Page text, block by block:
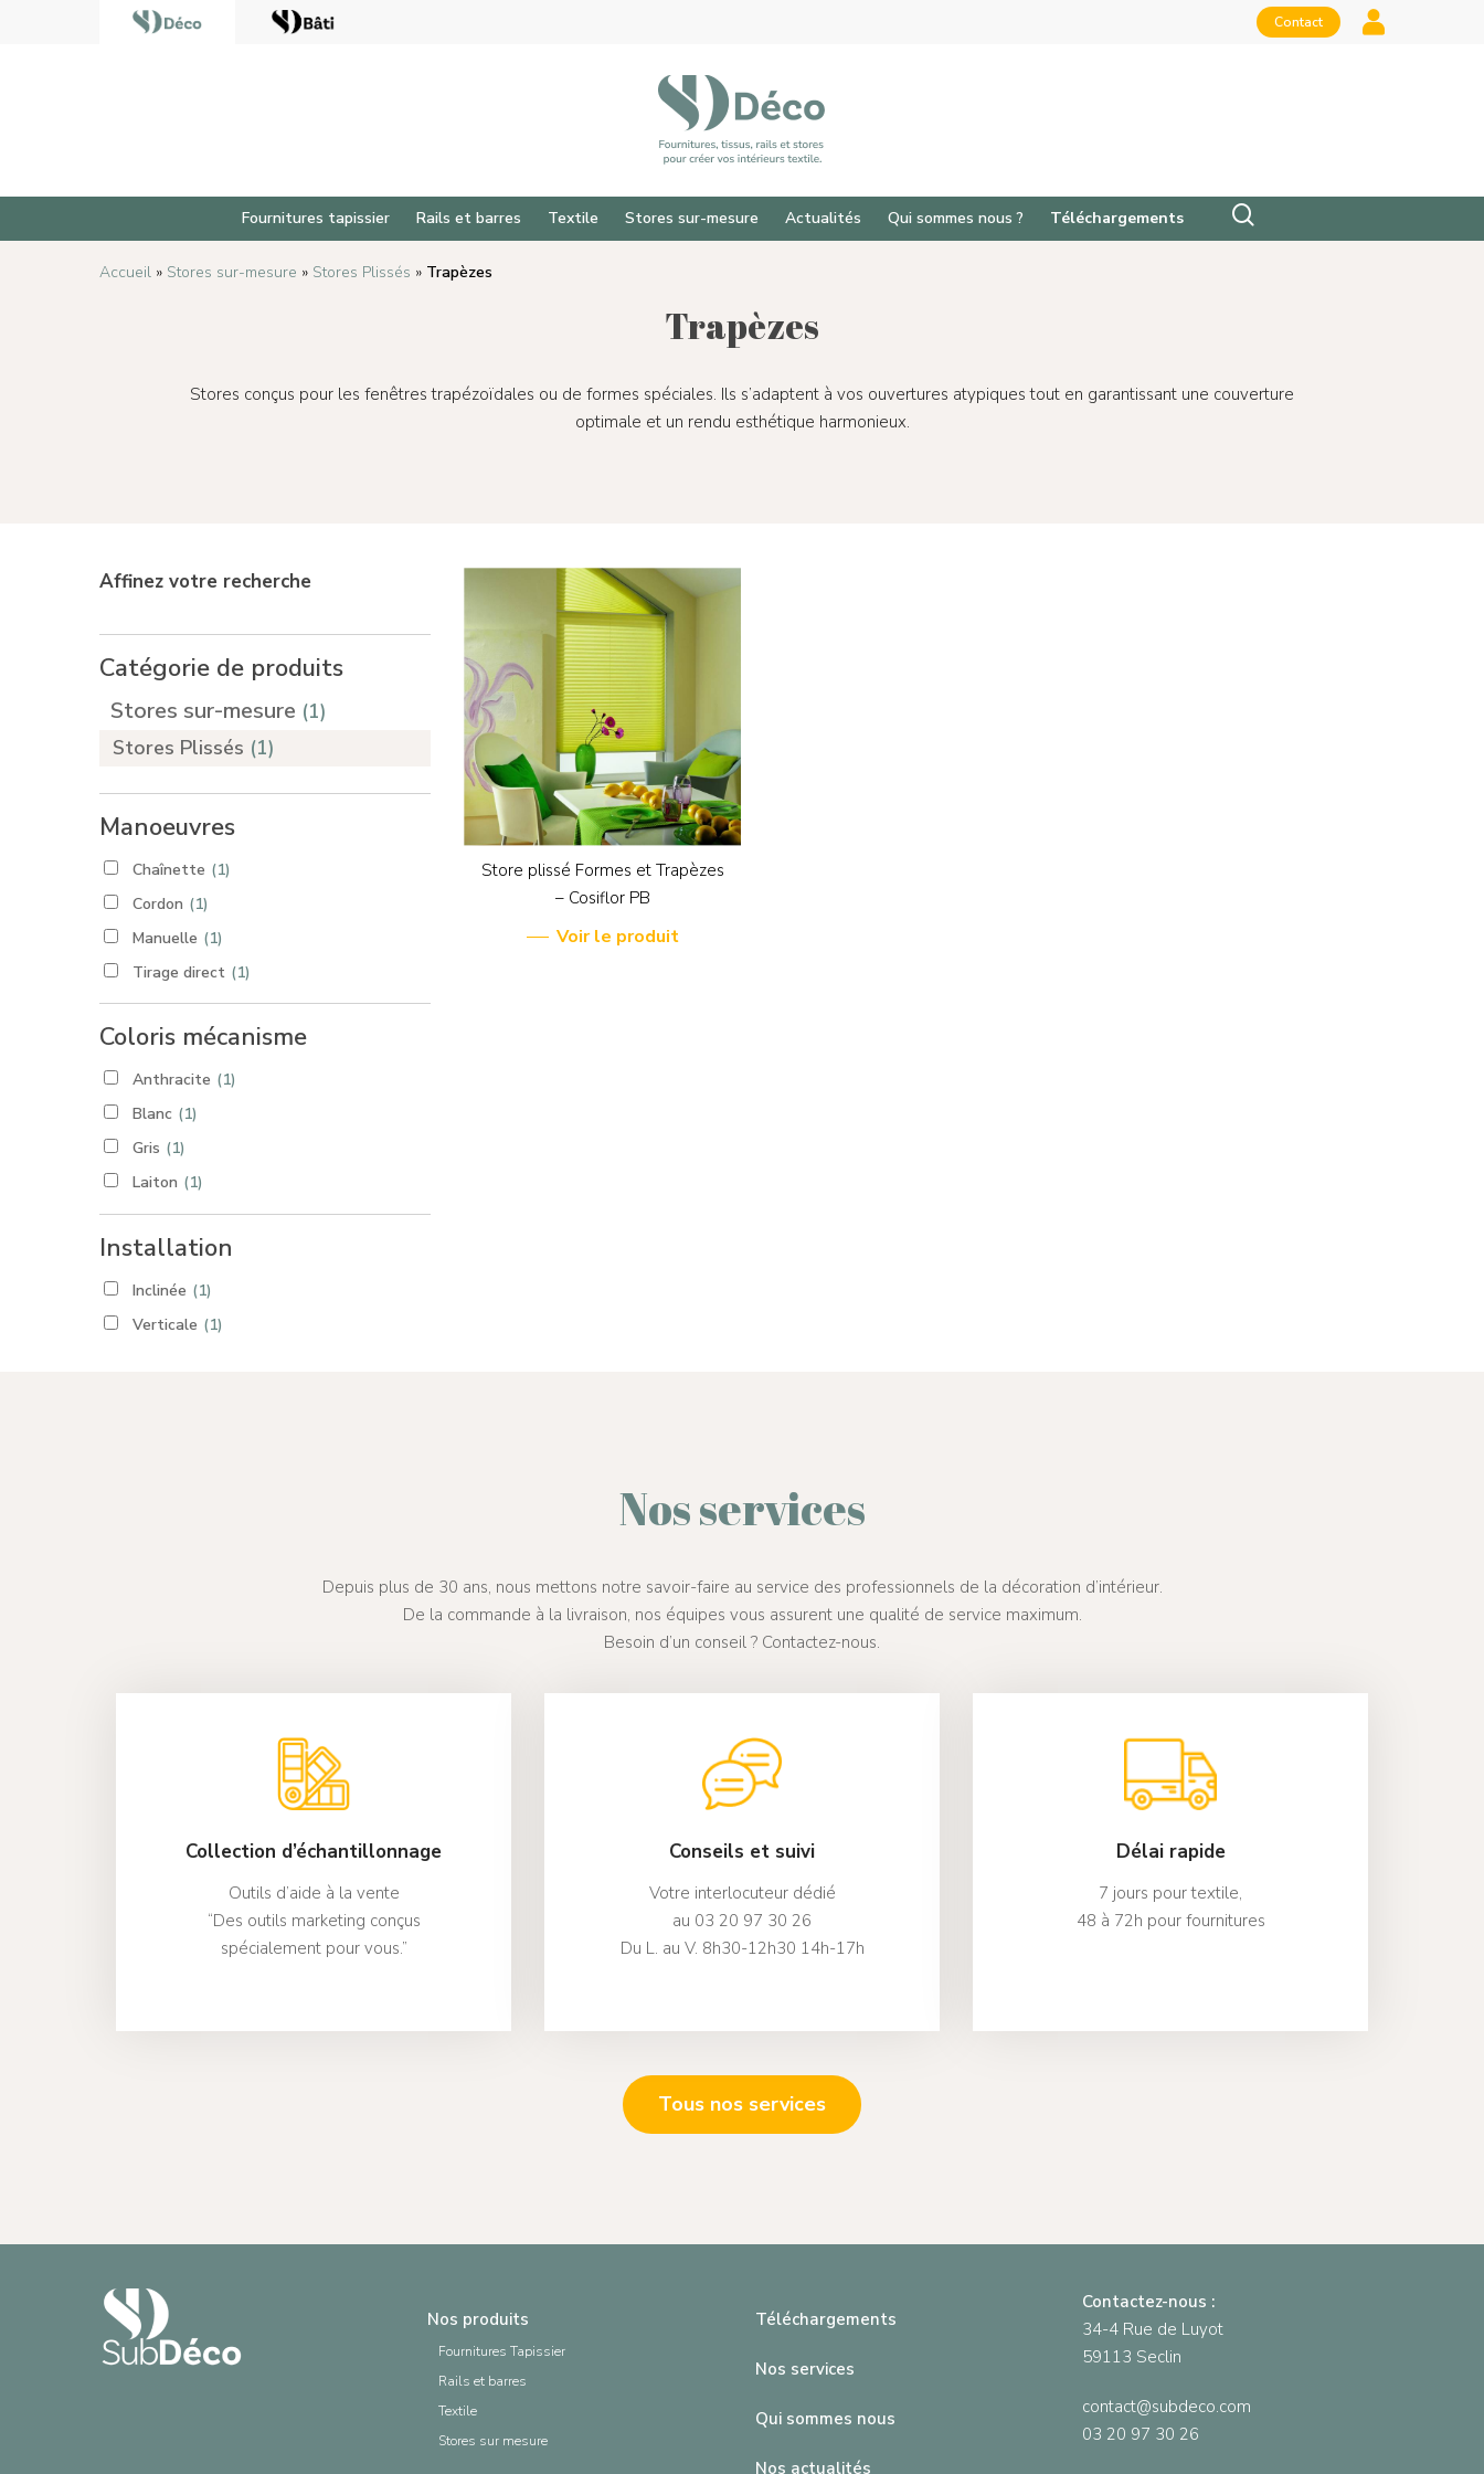
Contact
Fournitures tapissier Rails et barres Textile Stores sur-mesure Actualités Qui sommes nous ? Téléchargements
Accueil » Stores sur-mesure » Stores Plissés » Trapèzes
Trapèzes
Stores conçus pour les fenêtres trapézoïdales ou de formes spéciales. Ils s’adaptent à vos ouvertures atypiques tout en garantissant une couverture
optimale et un rendu esthétique harmonieux.
Affinez votre recherche
Catégorie de produits
Stores sur-mesure (1)
Stores Plissés (1)
Manoeuvres
Chaînette (1)
Cordon (1)
Manuelle (1)
Tirage direct (1)
Coloris mécanisme
Anthracite (1)
Blanc (1)
Gris (1)
Laiton (1)
Marron (1)
Noir (1)
RAL (1)
Installation
Inclinée (1)
Verticale (1)
Store plissé Formes et Trapèzes
– Cosiflor PB
Voir le produit
Nos services
Depuis plus de 30 ans, nous mettons notre savoir-faire au service des professionnels de la décoration d’intérieur.
De la commande à la livraison, nos équipes vous assurent une qualité de service maximum.
Besoin d’un conseil ? Contactez-nous.
Collection d’échantillonnage
Outils d’aide à la vente
“Des outils marketing conçus
spécialement pour vous.”
Conseils et suivi
Votre interlocuteur dédié
au 03 20 97 30 26
Du L. au V. 8h30-12h30 14h-17h
Délai rapide
7 jours pour textile,
48 à 72h pour fournitures
Tous nos services
Nos produits
Fournitures Tapissier
Rails et barres
Textile
Stores sur mesure
Téléchargements
Nos services
Qui sommes nous
Nos actualités
Contactez-nous :
34-4 Rue de Luyot
59113 Seclin
contact@subdeco.com
03 20 97 30 26